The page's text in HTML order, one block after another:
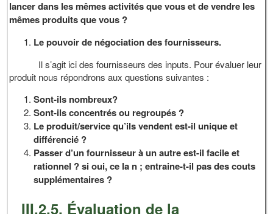
lancer dans les mêmes activités que vous et de vendre les
mêmes produits que vous ?
Le pouvoir de négociation des fournisseurs.
Il s’agit ici des fournisseurs des inputs. Pour évaluer leur
produit nous répondrons aux questions suivantes :
Sont-ils nombreux?
Sont-ils concentrés ou regroupés ?
Le produit/service qu’ils vendent est-il unique et
différencié ?
Passer d’un fournisseur à un autre est-il facile et
rationnel ? si oui, ce la n ; entraine-t-il pas des couts
supplémentaires ?
III.2.5. Évaluation de la